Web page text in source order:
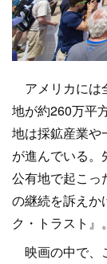
アメリカには
地が約260万平
地は採鉱産業や
が進んでいる。
公有地で起こっ
の継続を訴えか
ク・トラスト』。
映画の中で、